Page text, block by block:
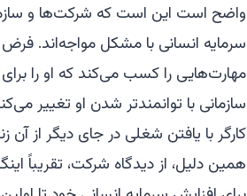
واضح است این است که شرکت‌ها و
سرمایه انسانی با مشکل مواجه‌اند.
مهارت‌هایی را کسب می‌کند که او را
سازمانی با توانمندتر شدن او تغییر
کارگر با یافتن شغلی در جای دیگر از آن
همین دلیل، از دیدگاه شرکت، تقریباً